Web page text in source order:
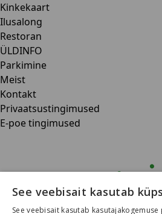
Kinkekaart
Ilusalong
Restoran
ÜLDINFO
Parkimine
Meist
Kontakt
Privaatsustingimused
E-poe tingimused
See veebisait kasutab
See veebisait kasutab